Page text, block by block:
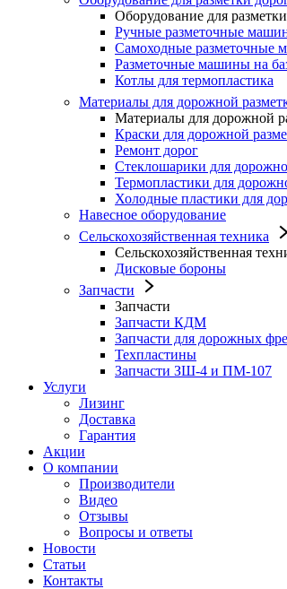
Оборудование для
Ручные разметочные
Самоходные разметочные
Разметочные машины на
Котлы для термопластика
Материалы для дорожной
Материалы для дорожной
Краски для дорожной
Ремонт дорог
Стеклошарики для
Термопластики для
Холодные пластики для
Навесное оборудование
Сельскохозяйственная техника
Сельскохозяйственная
Дисковые бороны
Запчасти
Запчасти
Запчасти КДМ
Запчасти для дорожных
Техпластины
Запчасти ЗШ-4 и ПМ-107
Услуги
Лизинг
Доставка
Гарантия
Акции
О компании
Производители
Видео
Отзывы
Вопросы и ответы
Новости
Статьи
Контакты